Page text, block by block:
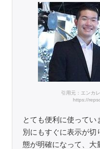
引用元：エンカ
https://
とても便利に使ってい
別にもすぐに表示が切
態が明確になって、大